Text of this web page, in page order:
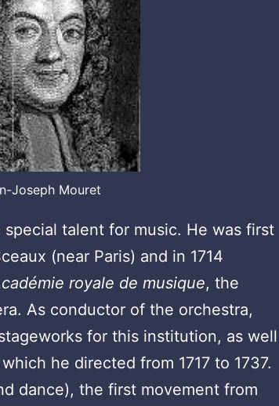
Joseph Mouret
talent for music. He was first
(near Paris) and in 1714
royale de musique, the
As conductor of the orchestra,
for this institution, as well
which he directed from 1717 to 1737.
dance), the first movement from